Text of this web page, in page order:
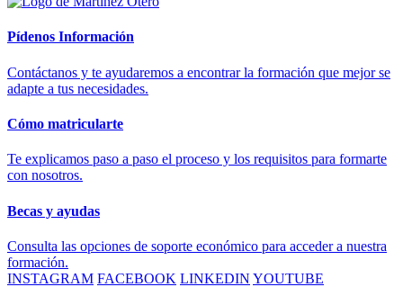
Pídenos Información
Contáctanos y te ayudaremos a encontrar la formación que mejor se
adapte a tus necesidades.
Cómo matricularte
Te explicamos paso a paso el proceso y los requisitos para formarte
con nosotros.
Becas y ayudas
Consulta las opciones de soporte económico para acceder a nuestra
formación.
INSTAGRAM FACEBOOK LINKEDIN YOUTUBE